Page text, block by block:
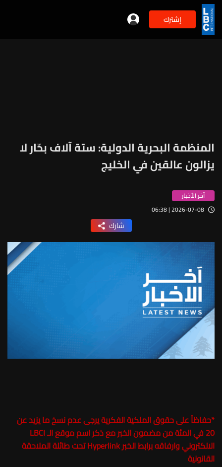
إشترك
المنظمة البحرية الدولية: ستة آلاف بحّار لا
يزالون عالقين في الخليج
آخر الأخبار
2026-07-08 | 06:38
شارك
*حفاظاً على حقوق الملكية الفكرية يرجى عدم نسخ ما يزيد عن
20 في المئة من مضمون الخبر مع ذكر اسم موقع الـ LBCI
الالكتروني وارفاقه برابط الخبر Hyperlink تحت طائلة الملاحقة
القانونية